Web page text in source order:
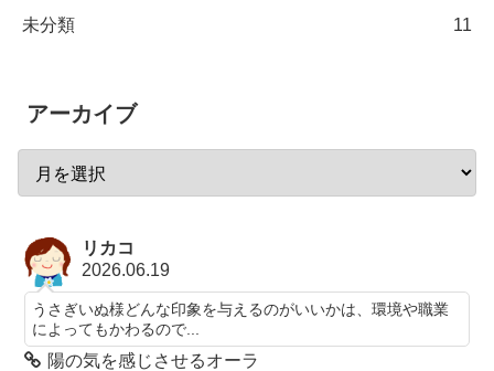
未分類 11
アーカイブ
リカコ
2026.06.19
うさぎいぬ様どんな印象を与えるのがいいかは、環境や職業
によってもかわるので...
陽の気を感じさせるオーラ